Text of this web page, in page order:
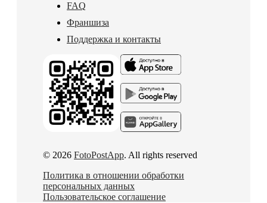
FAQ
Франшиза
Поддержка и контакты
© 2026 FotoPostApp. All rights reserved
Политика в отношении обработки
персональных данных
Пользовательское соглашение